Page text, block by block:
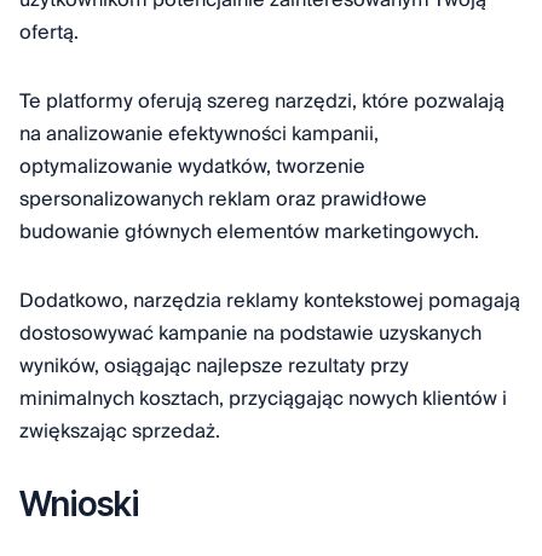
ofertą.
Te platformy oferują szereg narzędzi, które pozwalają
na analizowanie efektywności kampanii,
optymalizowanie wydatków, tworzenie
spersonalizowanych reklam oraz prawidłowe
budowanie głównych elementów marketingowych.
Dodatkowo, narzędzia reklamy kontekstowej pomagają
dostosowywać kampanie na podstawie uzyskanych
wyników, osiągając najlepsze rezultaty przy
minimalnych kosztach, przyciągając nowych klientów i
zwiększając sprzedaż.
Wnioski